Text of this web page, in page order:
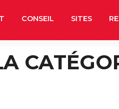
CONSEIL SITES